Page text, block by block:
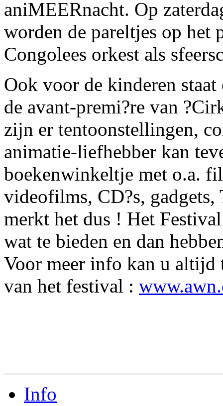
aniMEERnacht. Op
worden de pareltjes op het
Congolees orkest als
Ook voor de kinderen
de avant-premi?re van
zijn er tentoonstellingen,
animatie-liefhebber kan
boekenwinkeltje met o.a.
videofilms, CD?s, gadgets,
merkt het dus ! Het
wat te bieden en dan
Voor meer info kan u altijd
van het festival :
Info